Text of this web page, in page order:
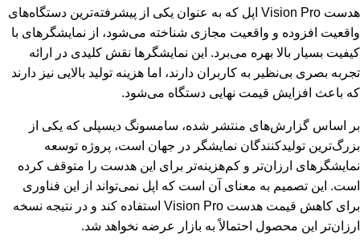
هدست Vision Pro اپل که به عنوان یکی از پیشرفته‌ترین دستگاه‌های
واقعیت افزوده و واقعیت مجازی شناخته می‌شود، از نمایشگرهای با
کیفیت بسیار بالا بهره می‌برد. این نمایشگرها نقش کلیدی در ارائه
تجربه بصری بی‌نظیر به کاربران دارند، اما هزینه تولید بالایی نیز دارند
که باعث افزایش قیمت نهایی دستگاه می‌شود.
بر اساس گزارش‌های منتشر شده، سامسونگ دیسپلی که یکی از
بزرگ‌ترین تولیدکنندگان نمایشگر در جهان است، پروژه توسعه
نمایشگرهای ارزان‌تر و کم‌هزینه‌تر برای این هدست را متوقف کرده
است. این تصمیم به معنای آن است که اپل نمی‌تواند از این فناوری
برای کاهش قیمت هدست Vision Pro استفاده کند و در نتیجه نسخه
ارزان‌تر این محصول احتمالاً به بازار عرضه نخواهد شد.